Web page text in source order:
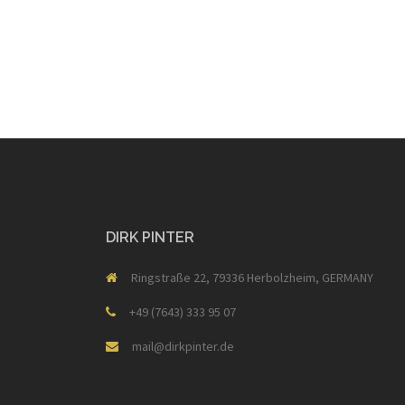
DIRK PINTER
Ringstraße 22, 79336 Herbolzheim, GERMANY
+49 (7643) 333 95 07
mail@dirkpinter.de